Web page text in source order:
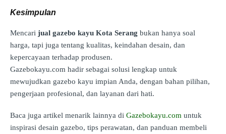
Kesimpulan
Mencari jual gazebo kayu Kota Serang bukan hanya soal
harga, tapi juga tentang kualitas, keindahan desain, dan
kepercayaan terhadap produsen.
Gazebokayu.com hadir sebagai solusi lengkap untuk
mewujudkan gazebo kayu impian Anda, dengan bahan pilihan,
pengerjaan profesional, dan layanan dari hati.
Baca juga artikel menarik lainnya di Gazebokayu.com untuk
inspirasi desain gazebo, tips perawatan, dan panduan membeli